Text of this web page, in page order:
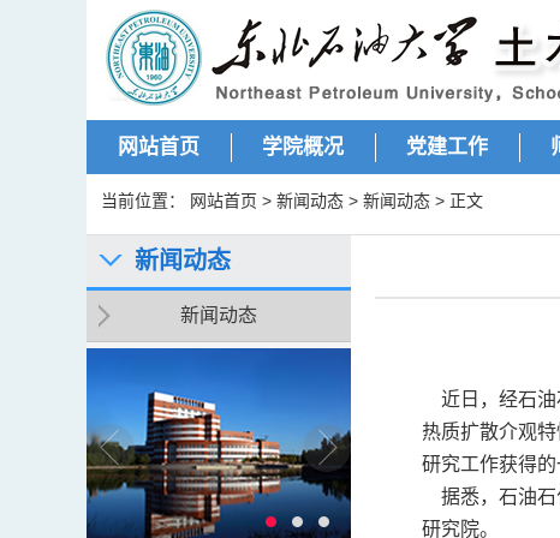
网站首页 学院概况 党建工作
当前位置： 网站首页 > 新闻动态 > 新闻动态 > 正文
新闻动态
新闻动态
近日，经石油
热质扩散介观特
研究工作获得的
据悉，石油石
研究院。